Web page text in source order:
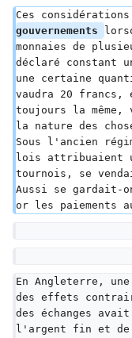
Ces
gouvernements
monnaies de
déclaré
une certaine
vaudra 20
toujours la même,
la nature des
Sous l'ancien
lois attribuaient
tournois, se
Aussi se gardait-
or les paiements
En Angleterre,
des effets
des échanges
l'argent fin et